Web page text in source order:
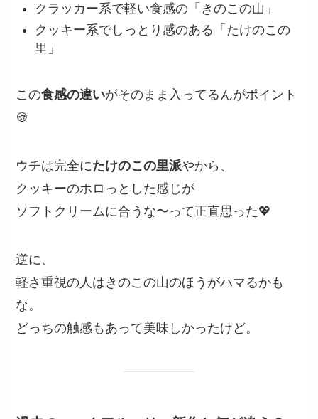
クラッカー系で軽い食感の「きのこの山」
クッキー系でしっとり感のある「たけのこの
里」
この食感の違いがそのまま入ってるんがポイント
🍪
ウチは完全にたけのこの里派やから、
クッキーのホロっとした感じが
ソフトクリームに合うな〜って正直思った💖
逆に、
軽さ重視の人はきのこの山のほうがハマるかも
な。
どっちの触感もあって美味しかったけど。